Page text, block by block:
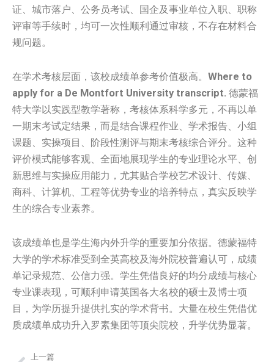
证、城市落户、公务员考试、国企及事业单位入职、职称
评审等手续时，均可一次性顺利通过审核，不存在材料合
规问题。
在学术考核层面，该校成绩单参考价值极高。 Where to
apply for a De Montfort University transcript. 德蒙福
特大学以实践型教学著称，考核体系科学多元，不再以单
一期末考试定结果，而是结合课程作业、学术报告、小组
课题、实操项目、阶段性测评与期末考核综合评分。这种
评价模式能够客观、全面地展现学生的专业理论水平、创
新思维与实操应用能力，尤其贴合学校艺术设计、传媒、
商科、计算机、工程等优势专业的培养特点，真实反映学
生的综合专业素养。
该成绩单也是学生海内外升学的重要加分依据。德蒙福特
大学的学术标准受到全英高校及海外院校普遍认可，成绩
单记录规范、公信力强。学生凭借良好的均分成绩与核心
专业课表现，可顺利申请英国各大名校的硕士及博士项
目，为学历提升提供扎实的学术背书。大量在校生凭借优
质成绩单成功升入罗素集团等顶尖院校，升学优势显著。
上一篇